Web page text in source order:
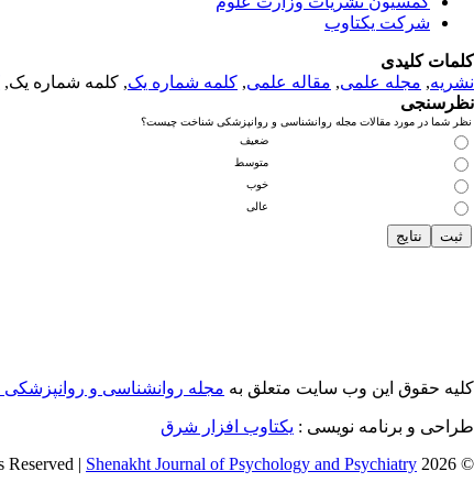
شرکت یکتاوب
کلمات کلیدی
نشریه, مجله علمی, مقاله علمی, کلمه شماره یک, کلمه شماره یک,
نظرسنجی
نظر شما در مورد مقالات مجله روانشناسی و روانپزشکی شناخت چیست؟
ضعیف
متوسط
خوب
عالی
کلیه حقوق این وب سایت متعلق به مجله روانشناسی و
طراحی و برنامه نویسی : یکتاوب افزار شرق
© 2026 All Rights Reserved |
Shenakht Journal of Psychology and Psychiatry